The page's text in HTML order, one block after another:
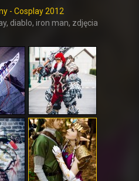
- Cosplay 2012
diablo, iron man, zdjęcia